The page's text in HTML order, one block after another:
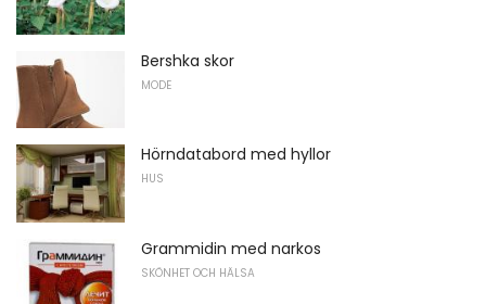
Bershka skor
MODE
Hörndatabord med hyllor
HUS
Grammidin med narkos
SKÖNHET OCH HÄLSA